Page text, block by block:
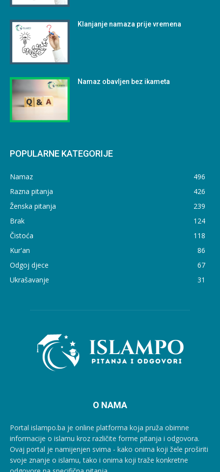
Klanjanje namaza prije vremena
Namaz obavljen bez ikameta
POPULARNE KATEGORIJE
Namaz
496
Razna pitanja
426
Ženska pitanja
239
Brak
124
Čistoća
118
Kur'an
86
Odgoj djece
67
Ukrašavanje
31
O NAMA
Portal islampo.ba je online platforma koja pruža obimne
informacije o islamu kroz različite forme pitanja i odgovora.
Ovaj portal je namijenjen svima - kako onima koji žele proširiti
svoje znanje o islamu, tako i onima koji traže konkretne